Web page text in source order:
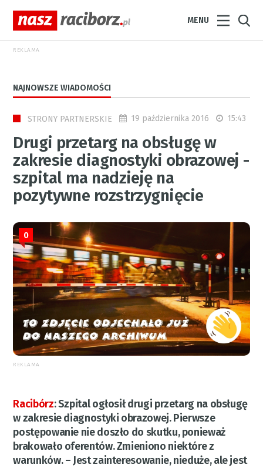
MENU
REKLAMA
NAJNOWSZE WIADOMOŚCI
STRONY PARTNERSKIE 19 października 2016 15:43
Drugi przetarg na obsługę w
zakresie diagnostyki obrazowej -
szpital ma nadzieję na
pozytywne rozstrzygnięcie
0
REKLAMA
Racibórz:Szpital ogłosił drugi przetarg na obsługę
w zakresie diagnostyki obrazowej. Pierwsze
postępowanie nie doszło do skutku, ponieważ
brakowało oferentów. Zmieniono niektóre z
warunków. – Jest zainteresowanie, nieduże, ale jest